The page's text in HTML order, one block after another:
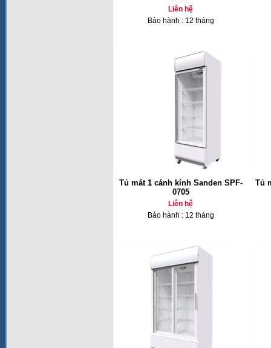
Liên hệ
Bảo hành : 12 tháng
Tủ mát 1 cánh kính Sanden SPF-
0705
Liên hệ
Bảo hành : 12 tháng
Tủ